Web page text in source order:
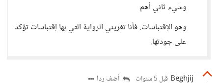
وشيء ثاني أهم
وهو الإقتباسات. فأنا تغريني الرواية التي بها إقتباسات تؤكد
على جودتها.
Beghjij قبل 5 سنوات أضف ردا